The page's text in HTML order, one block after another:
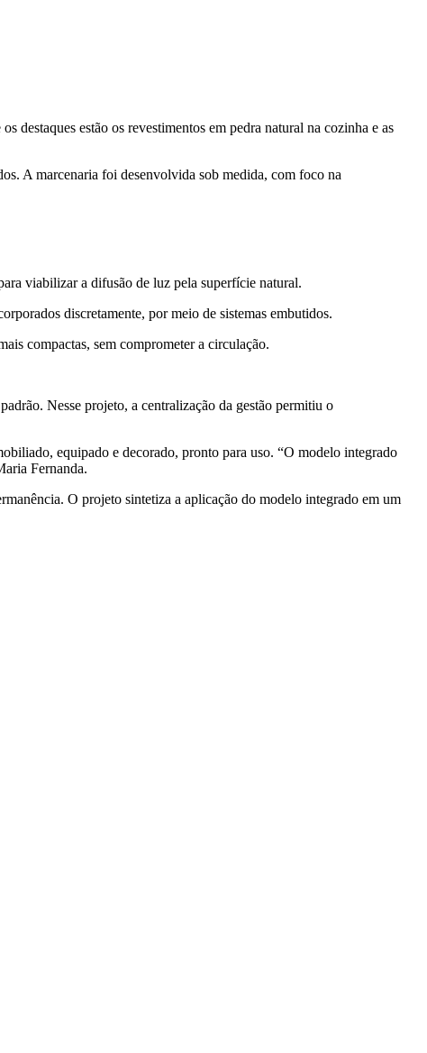
destaques estão os revestimentos em pedra natural na cozinha e as
A marcenaria foi desenvolvida sob medida, com foco na
viabilizar a difusão de luz pela superfície natural.
discretamente, por meio de sistemas embutidos.
compactas, sem comprometer a circulação.
Nesse projeto, a centralização da gestão permitiu o
equipado e decorado, pronto para uso. “O modelo integrado
Fernanda.
O projeto sintetiza a aplicação do modelo integrado em um